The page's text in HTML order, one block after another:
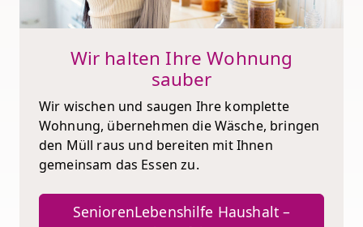
Wir halten Ihre Wohnung
sauber
Wir wischen und saugen Ihre komplette
Wohnung, übernehmen die Wäsche, bringen
den Müll raus und bereiten mit Ihnen
gemeinsam das Essen zu.
SeniorenLebenshilfe Haushalt –